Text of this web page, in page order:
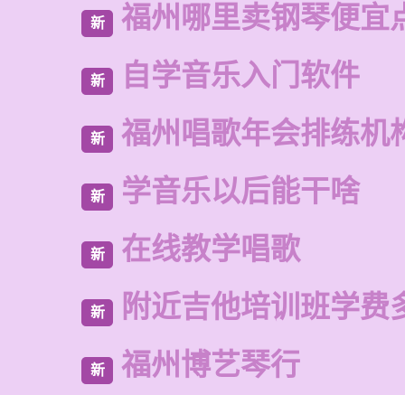
新 福州哪里卖钢琴便宜
新 自学音乐入门软件
新 福州唱歌年会排练机
新 学音乐以后能干啥
新 在线教学唱歌
新 附近吉他培训班学费
新 福州博艺琴行